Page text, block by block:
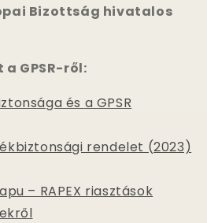
Bizottság hivatalos
GPSR-ről:
és a GPSR
rendelet (2023)
– RAPEX riasztások